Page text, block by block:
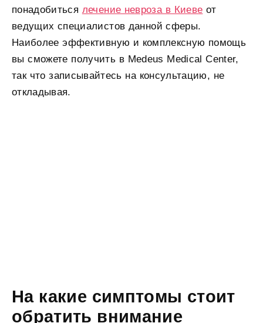
понадобиться лечение невроза в Киеве от
ведущих специалистов данной сферы.
Наиболее эффективную и комплексную помощь
вы сможете получить в Medeus Medical Center,
так что записывайтесь на консультацию, не
откладывая.
На какие симптомы стоит
обратить внимание